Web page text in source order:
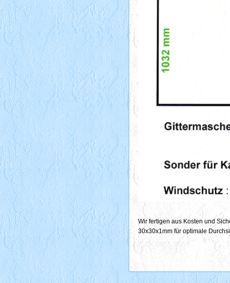
Wir fertigen aus Kosten und
30x30x1mm für optimale